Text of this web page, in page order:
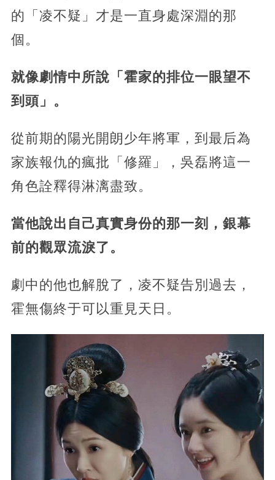
的「凌不疑」才是一直身處深淵的那
個。
就像劇情中所說「霍家的排位一眼望不
到頭」。
從前期的陽光開朗少年將軍，到最后為
家族報仇的瘋批「修羅」，吳磊將這一
角色詮釋得淋漓盡致。
當他說出自己真實身份的那一刻，銀幕
前的觀眾流淚了。
劇中的他也解脫了，凌不疑告別過去，
霍無傷終于可以重見天日。